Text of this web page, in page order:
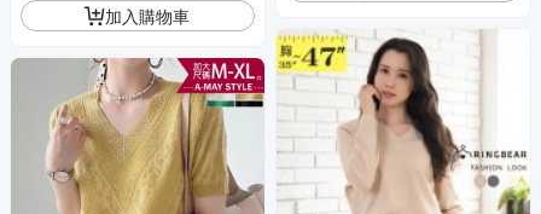
加入購物車